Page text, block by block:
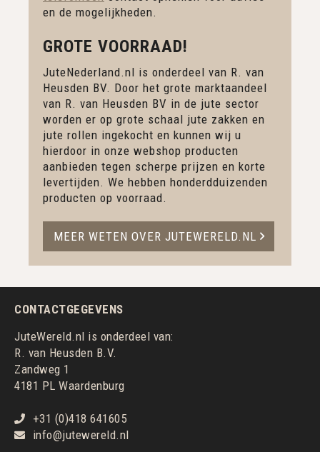
en de mogelijkheden.
GROTE VOORRAAD!
JuteNederland.nl is onderdeel van R. van
Heusden BV. Door het grote marktaandeel
van R. van Heusden BV in de jute sector
worden er op grote schaal jute zakken en
jute rollen ingekocht en kunnen wij u
hierdoor in onze webshop producten
aanbieden tegen scherpe prijzen en korte
levertijden. We hebben honderdduizenden
producten op voorraad.
MEER WETEN OVER JUTEWERELD.NL
CONTACTGEGEVENS
JuteWereld.nl is onderdeel van:
R. van Heusden B.V.
Zandweg 1
4181 PL Waardenburg
+31 (0)418 641605
info@jutewereld.nl